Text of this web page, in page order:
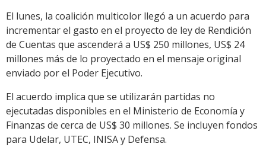
El lunes, la coalición multicolor llegó a un acuerdo para
incrementar el gasto en el proyecto de ley de Rendición
de Cuentas que ascenderá a US$ 250 millones, US$ 24
millones más de lo proyectado en el mensaje original
enviado por el Poder Ejecutivo.
El acuerdo implica que se utilizarán partidas no
ejecutadas disponibles en el Ministerio de Economía y
Finanzas de cerca de US$ 30 millones. Se incluyen fondos
para Udelar, UTEC, INISA y Defensa.